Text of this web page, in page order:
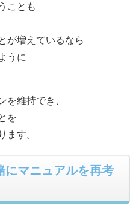
ことも
が増えているなら
うに
を維持でき、
を
ます。
にマニュアルを再考